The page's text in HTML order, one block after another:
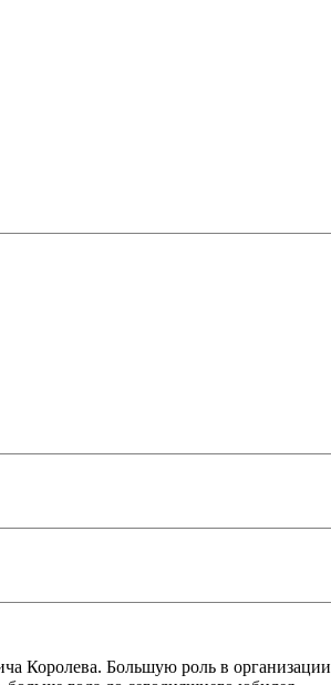
Королева. Большую роль в